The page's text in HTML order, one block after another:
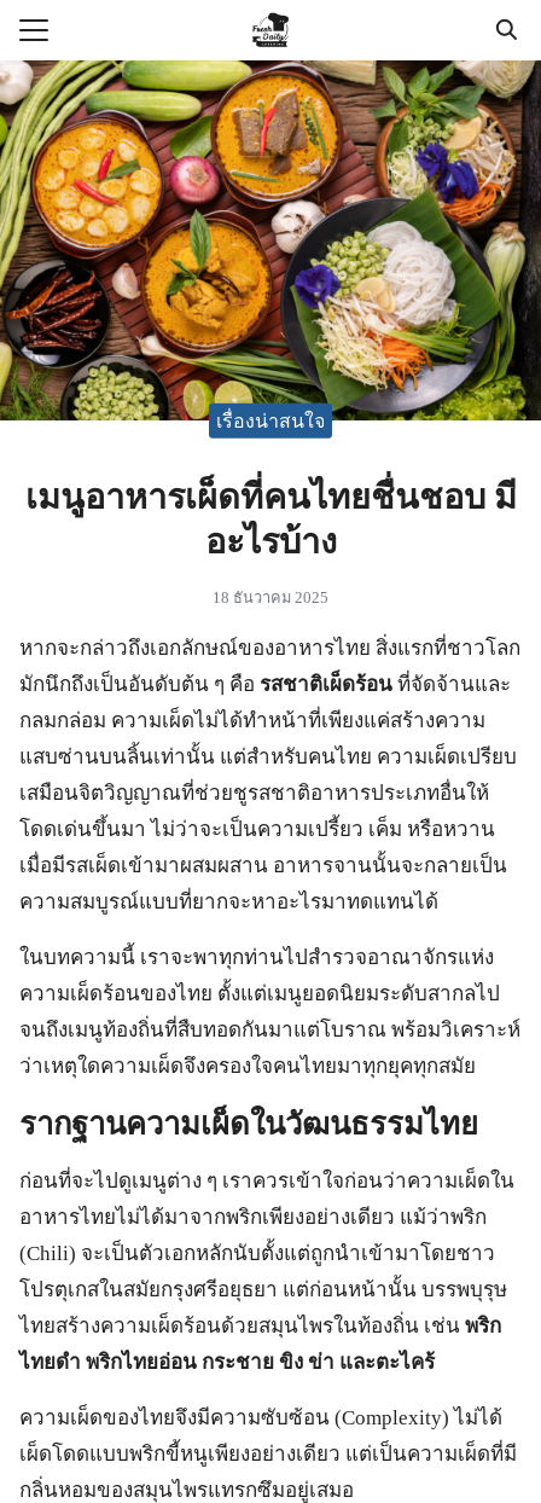
content
ก
ม
เรา
รา
Search
for:
เรื่องน่าสนใจ
เมนูอาหารเผ็ดที่คนไทยชื่นชอบ มี
อะไรบ้าง
18 ธันวาคม 2025
หากจะกล่าวถึงเอกลักษณ์ของอาหารไทย สิ่งแรกที่ชาวโลก
มักนึกถึงเป็นอันดับต้น ๆ คือ รสชาติเผ็ดร้อน ที่จัดจ้านและ
กลมกล่อม ความเผ็ดไม่ได้ทำหน้าที่เพียงแค่สร้างความ
แสบซ่านบนลิ้นเท่านั้น แต่สำหรับคนไทย ความเผ็ดเปรียบ
เสมือนจิตวิญญาณที่ช่วยชูรสชาติอาหารประเภทอื่นให้
โดดเด่นขึ้นมา ไม่ว่าจะเป็นความเปรี้ยว เค็ม หรือหวาน
เมื่อมีรสเผ็ดเข้ามาผสมผสาน อาหารจานนั้นจะกลายเป็น
ความสมบูรณ์แบบที่ยากจะหาอะไรมาทดแทนได้
ในบทความนี้ เราจะพาทุกท่านไปสำรวจอาณาจักรแห่ง
ความเผ็ดร้อนของไทย ตั้งแต่เมนูยอดนิยมระดับสากลไป
จนถึงเมนูท้องถิ่นที่สืบทอดกันมาแต่โบราณ พร้อมวิเคราะห์
ว่าเหตุใดความเผ็ดจึงครองใจคนไทยมาทุกยุคทุกสมัย
รากฐานความเผ็ดในวัฒนธรรมไทย
ก่อนที่จะไปดูเมนูต่าง ๆ เราควรเข้าใจก่อนว่าความเผ็ดใน
อาหารไทยไม่ได้มาจากพริกเพียงอย่างเดียว แม้ว่าพริก
(Chili) จะเป็นตัวเอกหลักนับตั้งแต่ถูกนำเข้ามาโดยชาว
โปรตุเกสในสมัยกรุงศรีอยุธยา แต่ก่อนหน้านั้น บรรพบุรุษ
ไทยสร้างความเผ็ดร้อนด้วยสมุนไพรในท้องถิ่น เช่น พริก
ไทยดำ พริกไทยอ่อน กระชาย ขิง ข่า และตะไคร้
ความเผ็ดของไทยจึงมีความซับซ้อน (Complexity) ไม่ได้
เผ็ดโดดแบบพริกขี้หนูเพียงอย่างเดียว แต่เป็นความเผ็ดที่มี
กลิ่นหอมของสมุนไพรแทรกซึมอยู่เสมอ